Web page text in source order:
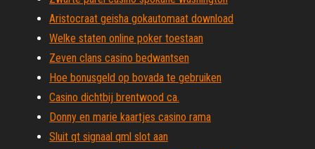
Aristocraat geisha gokautomaat download
Welke staten online poker toestaan
Zeven clans casino bedwantsen
Hoe bonusgeld op bovada te gebruiken
Casino dichtbij brentwood ca.
Donny en marie kaartjes casino rama
Sluit qt signaal qml slot aan